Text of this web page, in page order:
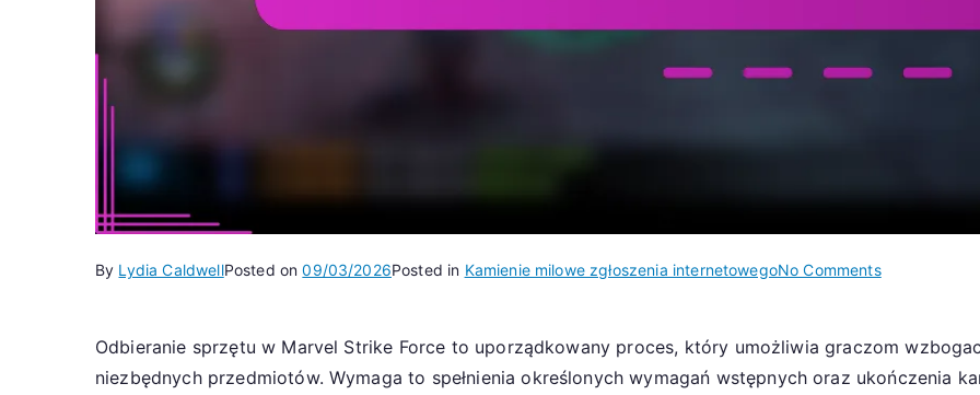
By Lydia CaldwellPosted on09/03/2026Posted in Kamienie milowe zgłoszenia internetowegoNo Commentson
Kamienie
milowe
Odbieranie sprzętu w Marvel Strike Force to uporządkowany proces, który umożliwia graczom
niezbędnych przedmiotów. Wymaga to spełnienia określonych wymagań wstępnych oraz ukończenia